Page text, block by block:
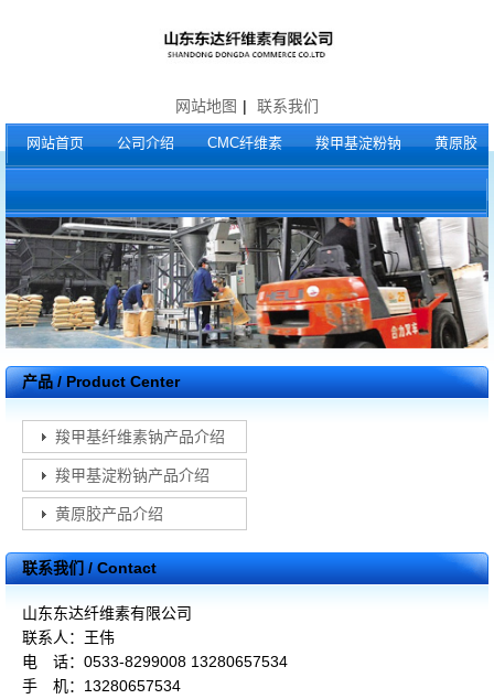
网站地图 | 联系我们
网站首页 公司介绍 CMC纤维素 羧甲基淀粉钠 黄原胶
产品 / Product Center
羧甲基纤维素钠产品介绍
羧甲基淀粉钠产品介绍
黄原胶产品介绍
联系我们 / Contact
山东东达纤维素有限公司
联系人：王伟
电 话：0533-8299008 13280657534
手 机：13280657534